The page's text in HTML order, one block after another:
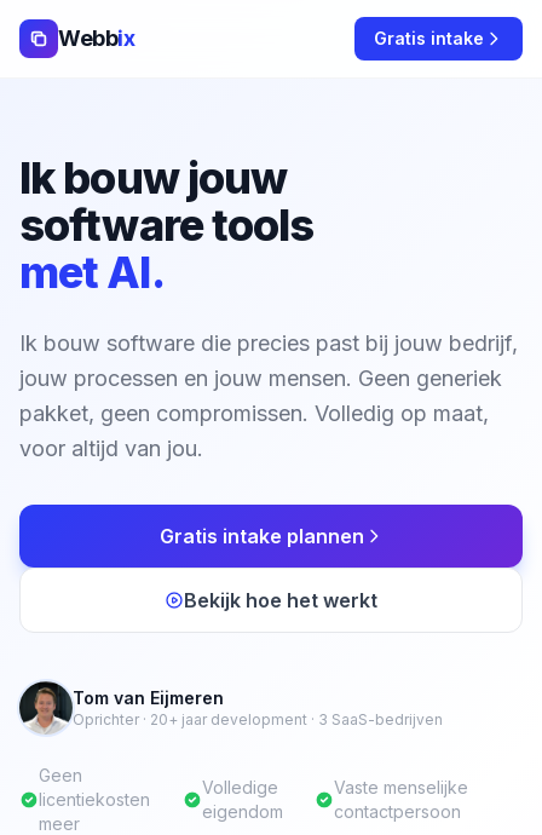
Webbix Gratis intake
Ik bouw jouw
software tools
met AI.
Ik bouw software die precies past bij jouw bedrijf,
jouw processen en jouw mensen. Geen generiek
pakket, geen compromissen. Volledig op maat,
voor altijd van jou.
Gratis intake plannen
Bekijk hoe het werkt
Tom van Eijmeren
Oprichter · 20+ jaar development · 3 SaaS-bedrijven
Geen
licentiekosten
meer
Volledige
eigendom
Vaste menselijke
contactpersoon